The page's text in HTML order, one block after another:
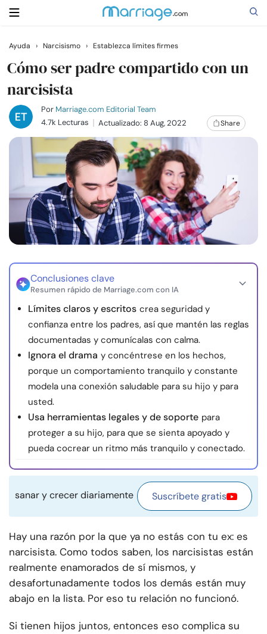
Buscar
Casarse
Relaciones
Familia
Ayuda
Cursos
Recursos
Comunidad
Encuentra un terapeuta
Idioma
Sobre nosotros Contáctanos Escríbenos
Publicidad con
nosotros
Ayuda › Narcisismo › Establezca límites firmes
Cómo ser padre compartido con un
narcisista
Por Marriage.com Editorial Team
4.7k Lecturas
Actualizado: 8 Aug, 2022 Share
Conclusiones clave
Resumen rápido de Marriage.com con IA
Límites claros y escritos crea seguridad y
confianza entre los padres, así que mantén las reglas
documentadas y comunícalas con calma.
Ignora el drama y concéntrese en los hechos,
porque un comportamiento tranquilo y constante
modela una conexión saludable para su hijo y para
usted.
Usa herramientas legales y de soporte para
proteger a su hijo, para que se sienta apoyado y
pueda cocrear un ritmo más tranquilo y conectado.
sanar y crecer diariamente Suscríbete gratis
Hay una razón por la que ya no estás con tu ex: es
narcisista. Como todos saben, los narcisistas están
realmente enamorados de sí mismos, y
desafortunadamente todos los demás están muy
abajo en la lista. Por eso tu relación no funcionó.
Si tienen hijos juntos, entonces eso complica su